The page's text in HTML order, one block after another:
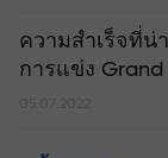
ความสำเร็จที่น่
การแข่ง Grand